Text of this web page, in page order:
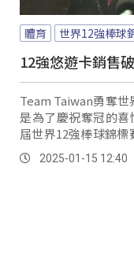
體育 世界12強棒球
12強悠遊卡銷售
Team Taiwan勇奪世
是為了慶祝奪冠的喜
屆世界12強棒球錦
間，販售超過26萬張
培育經費。
2025-01-15 12:40